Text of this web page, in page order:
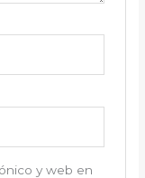
y web en